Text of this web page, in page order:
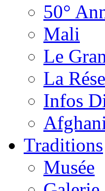
50°
Mali
Le
La
Infos
Traditions
Musée